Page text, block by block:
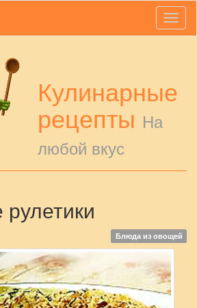
Кулинарные
рецепты На
любой вкус
Блюда из овощей